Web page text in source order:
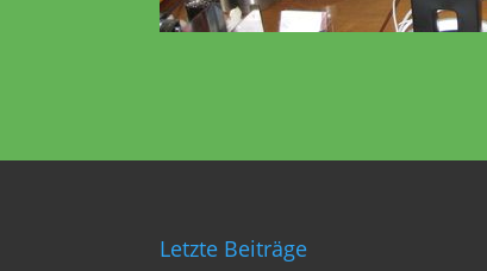
Letzte Beiträge